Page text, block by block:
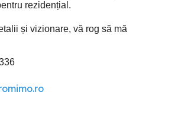
rezidențial.
și vizionare, vă rog să mă